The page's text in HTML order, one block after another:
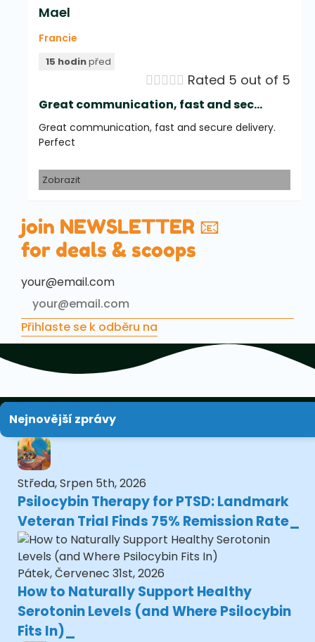
Mael
Francie
15 hodinpřed
 Rated 5 out of 5
Great communication, fast and sec...
Great communication, fast and secure delivery.
Perfect
Zobrazit
join NEWSLETTER 📧
for deals & scoops
your@email.com
Přihlaste se k odběru na
Nejnovější zprávy
Středa, Srpen 5th, 2026
Psilocybin Therapy for PTSD: Landmark
Veteran Trial Finds 75% Remission Rate
Pátek, Červenec 31st, 2026
How to Naturally Support Healthy
Serotonin Levels (and Where Psilocybin
Fits In)